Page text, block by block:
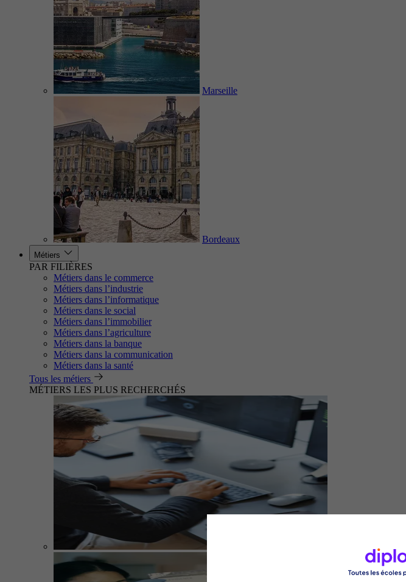
Marseille
Bordeaux
Métiers
PAR FILIÈRES
Métiers dans le commerce
Métiers dans l’industrie
Métiers dans l’informatique
Métiers dans le social
Métiers dans l’immobilier
Métiers dans l’agriculture
Métiers dans la banque
Métiers dans la communication
Métiers dans la santé
Tous les métiers
MÉTIERS LES PLUS RECHERCHÉS
Développeur web